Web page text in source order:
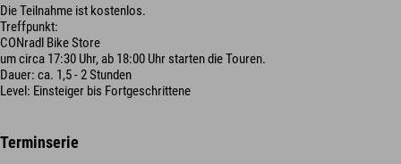
Die Teilnahme ist kostenlos.
Treffpunkt:
CONradl Bike Store
um circa 17:30 Uhr, ab 18:00 Uhr starten die Touren.
Dauer: ca. 1,5 - 2 Stunden
Level: Einsteiger bis Fortgeschrittene
Terminserie